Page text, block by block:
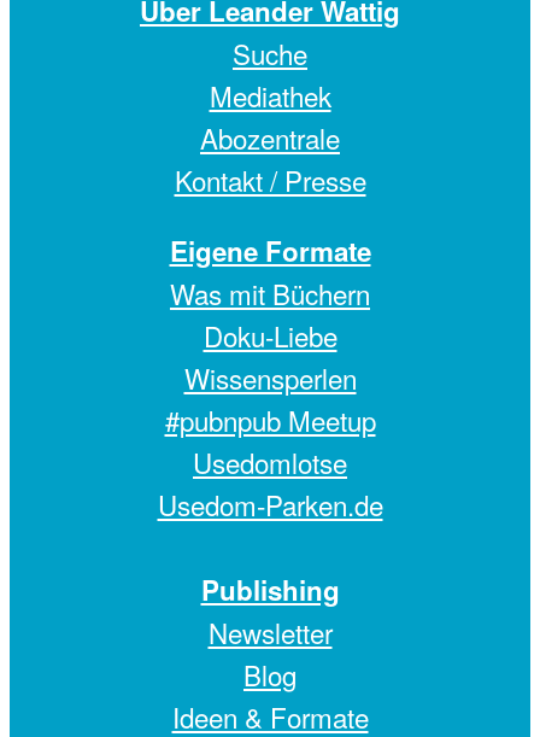
Über Leander Wattig
Suche
Mediathek
Abozentrale
Kontakt / Presse
Eigene Formate
Was mit Büchern
Doku-Liebe
Wissensperlen
#pubnpub Meetup
Usedomlotse
Usedom-Parken.de
Publishing
Newsletter
Blog
Ideen & Formate